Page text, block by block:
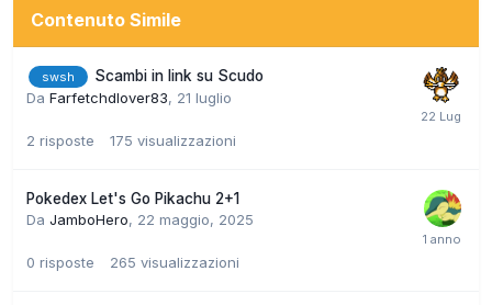
Contenuto Simile
swsh
Scambi in link su Scudo
Da Farfetchdlover83, 21 luglio
2 risposte 175 visualizzazioni
Pokedex Let's Go Pikachu 2+1
Da JamboHero, 22 maggio, 2025
0 risposte 265 visualizzazioni